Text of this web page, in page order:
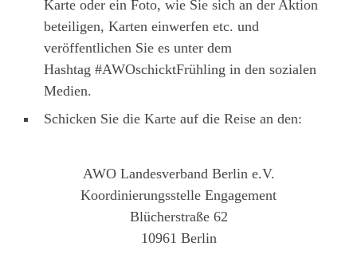
Karte oder ein Foto, wie Sie sich an der Aktion
beteiligen, Karten einwerfen etc. und
veröffentlichen Sie es unter dem
Hashtag #AWOschicktFrühling in den sozialen
Medien.
Schicken Sie die Karte auf die Reise an den:
AWO Landesverband Berlin e.V.
Koordinierungsstelle Engagement
Blücherstraße 62
10961 Berlin